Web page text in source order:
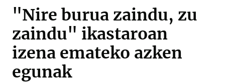
"Nire burua zaindu, zu
zaindu" ikastaroan
izena emateko azken
egunak